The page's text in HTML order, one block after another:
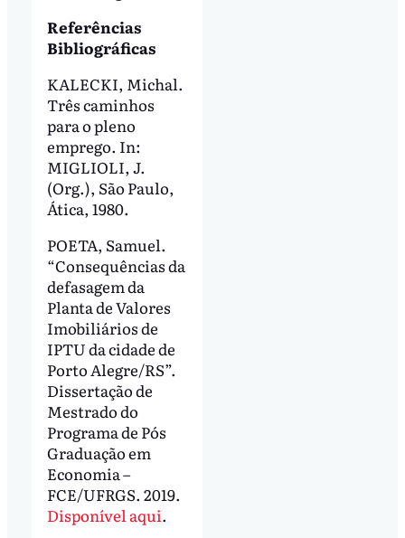
Referências
Bibliográficas
KALECKI, Michal.
Três caminhos
para o pleno
emprego. In:
MIGLIOLI, J.
(Org.), São Paulo,
Ática, 1980.
POETA, Samuel.
“Consequências da
defasagem da
Planta de Valores
Imobiliários de
IPTU da cidade de
Porto Alegre/RS”.
Dissertação de
Mestrado do
Programa de Pós
Graduação em
Economia –
FCE/UFRGS. 2019.
Disponível aqui.